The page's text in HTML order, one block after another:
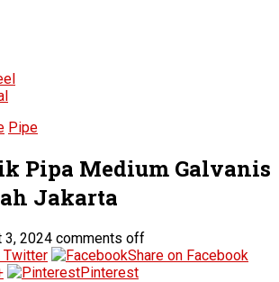
Pipe
Pipa Medium Galvanis
Jakarta
3, 2024 comments off
Twitter
Share on Facebook
Pinterest